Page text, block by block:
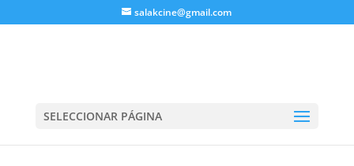
salakcine@gmail.com
SELECCIONAR PÁGINA